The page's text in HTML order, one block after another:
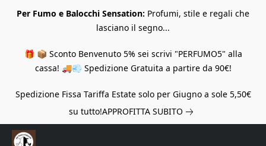
Per Fumo e Balocchi Sensation: Profumi, stile e regali che
lasciano il segno...
🎁 📦 Sconto Benvenuto 5% sei scrivi "PERFUMO5" alla
cassa! 🚚💨 Spedizione Gratuita a partire da 90€!
Spedizione Fissa Tariffa Estate solo per Giugno a sole 5,50€
su tutto!APPROFITTA SUBITO